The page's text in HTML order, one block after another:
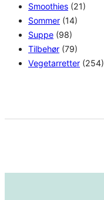
Smoothies (21)
Sommer (14)
Suppe (98)
Tilbehør (79)
Vegetarretter (254)